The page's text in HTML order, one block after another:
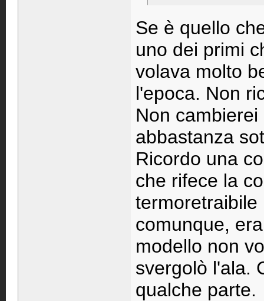
Se è quello
uno dei primi
volava molto
l'epoca. Non
Non
abbastanza
Ricordo una
che rifece la
termoretraibile
comunque,
modello non
svergolò l'ala.
qualche parte.